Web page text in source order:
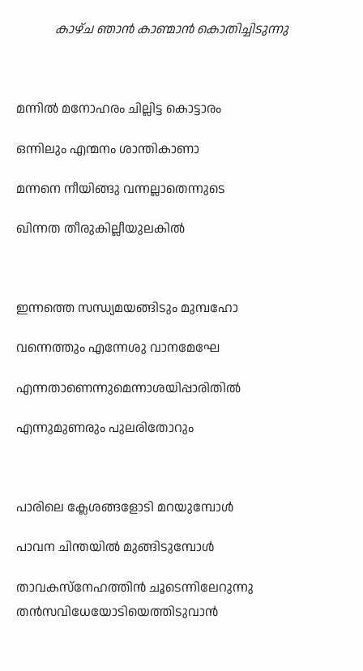
കാഴ്ച ഞാൻ കാണ്മാൻ കൊതിച്ചിടുന്നു
മന്നിൽ മനോഹരം ചില്ലിട്ട കൊട്ടാരം
ഒന്നിലും എന്മനം ശാന്തികാണാ
മന്നനെ നീയിങ്ങു വന്നല്ലാതെന്നുടെ
ഖിന്നത തീരുകില്ലീയുലകിൽ
ഇന്നത്തെ സന്ധ്യമയങ്ങിടും മുമ്പഹോ
വന്നെത്തും എന്നേശു വാനമേഘേ
എന്നതാണെന്നുമെന്നാശയിപ്പാരിതിൽ
എന്നുമുണരും പുലരിതോറും
പാരിലെ ക്ലേശങ്ങളോടി മറയുമ്പോൾ
പാവന ചിന്തയിൽ മുങ്ങിടുമ്പോൾ
താവകസ്നേഹത്തിൻ ചൂടെന്നിലേറുന്നു
തൻസവിധേയോടിയെത്തിടുവാൻ